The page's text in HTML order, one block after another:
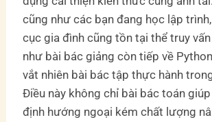
cũng như các bạn đang học lập
cục gia đình cũng tồn tại thể truy
như bài bác giảng còn tiếp về
vắt nhiên bài bác tập thực hành
Điều này không chỉ bài bác toán
định hướng ngoại kém chất lượng